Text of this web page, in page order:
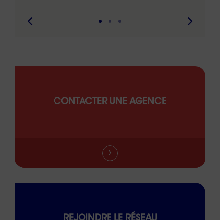
CONTACTER UNE AGENCE